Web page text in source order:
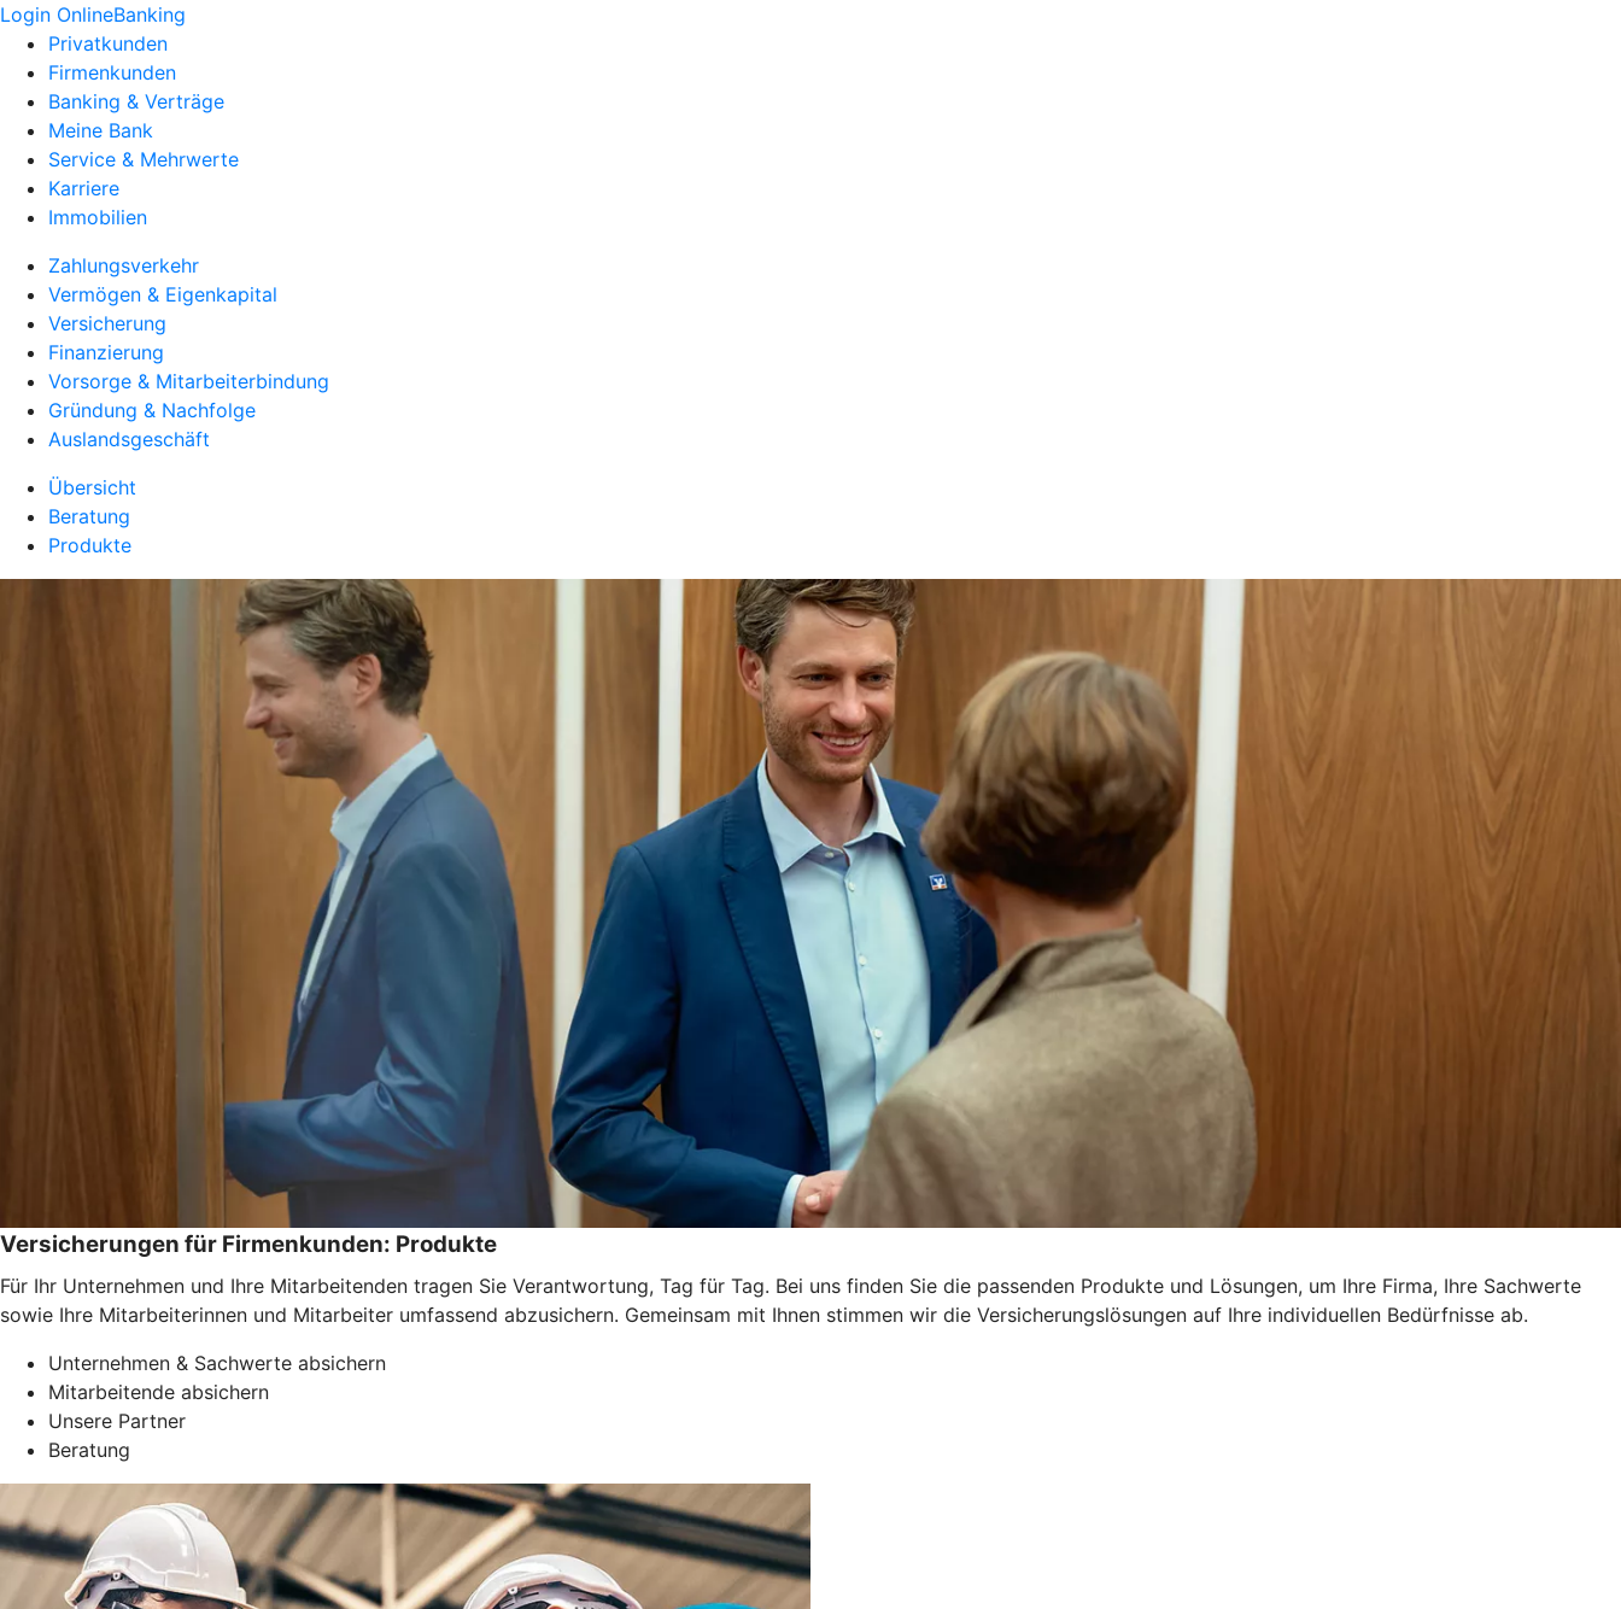
Login OnlineBanking
Privatkunden
Firmenkunden
Banking & Verträge
Meine Bank
Service & Mehrwerte
Karriere
Immobilien
Zahlungsverkehr
Vermögen & Eigenkapital
Versicherung
Finanzierung
Vorsorge & Mitarbeiterbindung
Gründung & Nachfolge
Auslandsgeschäft
Übersicht
Beratung
Produkte
Versicherungen für Firmenkunden: Produkte
Für Ihr Unternehmen und Ihre Mitarbeitenden tragen Sie Verantwortung, Tag für Tag. Bei uns finden Sie die passenden Produkte und Lösungen, um Ihre Firma, Ihre Sachwerte
sowie Ihre Mitarbeiterinnen und Mitarbeiter umfassend abzusichern. Gemeinsam mit Ihnen stimmen wir die Versicherungslösungen auf Ihre individuellen Bedürfnisse ab.
Unternehmen & Sachwerte absichern
Mitarbeitende absichern
Unsere Partner
Beratung